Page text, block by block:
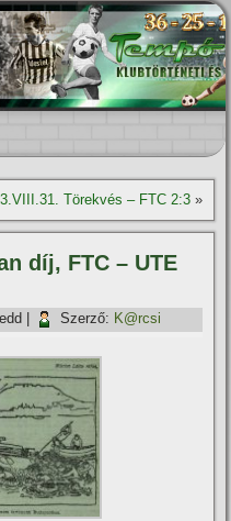
Törekvés – FTC 2:3»
dí­j, FTC – UTE
Szerző: K@rcsi